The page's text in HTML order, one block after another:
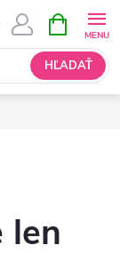
HĽADAŤ
KOŠÍK
len